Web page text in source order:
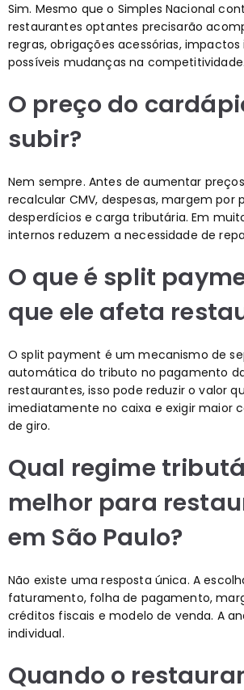
Sim. Mesmo que o Simples Nacional
restaurantes optantes precisarão
regras, obrigações acessórias, impactos
possíveis mudanças na competitividade.
O preço do
subir?
Nem sempre. Antes de aumentar
recalcular CMV, despesas, margem por
desperdícios e carga tributária. Em
internos reduzem a necessidade de
O que é split
que ele afeta
O split payment é um mecanismo de
automática do tributo no pagamento
restaurantes, isso pode reduzir o valor
imediatamente no caixa e exigir maior
de giro.
Qual regime
melhor para
em São Paulo?
Não existe uma resposta única. A
faturamento, folha de pagamento,
créditos fiscais e modelo de venda. A
individual.
Quando o